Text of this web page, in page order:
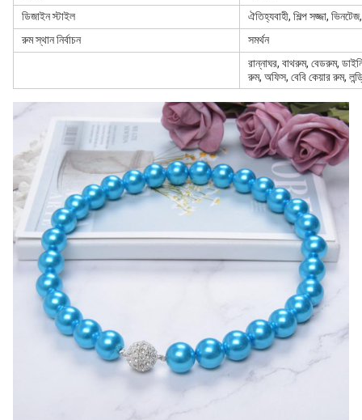
ডিজাইন স্টাইল
ঐতিহ্যবাহী, শিল্প সজ্জা,
রুম স্থান নির্বাচন
সমর্থন
রান্নাঘর, বাথরুম, বেডরুম,
রুম, অফিস, বেবি কেয়ার রুম,